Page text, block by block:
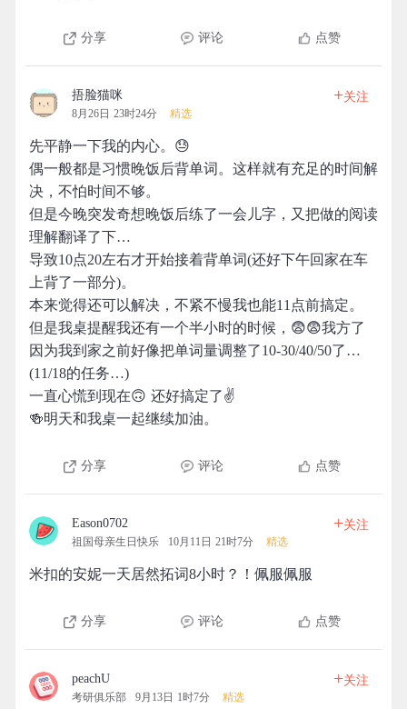
分享 评论 点赞
捂脸猫咪
8月26日 23时24分 精选
+关注
先平静一下我的内心。😓
偶一般都是习惯晚饭后背单词。这样就有充足的时间解
决，不怕时间不够。
但是今晚突发奇想晚饭后练了一会儿字，又把做的阅读
理解翻译了下…
导致10点20左右才开始接着背单词(还好下午回家在车
上背了一部分)。
本来觉得还可以解决，不紧不慢我也能11点前搞定。
但是我桌提醒我还有一个半小时的时候，😨😨我方了
因为我到家之前好像把单词量调整了10-30/40/50了…
(11/18的任务…)
一直心慌到现在🙃 还好搞定了✌️
🍻明天和我桌一起继续加油。
分享 评论 点赞
Eason0702
祖国母亲生日快乐 10月11日 21时7分 精选
+关注
米扣的安妮一天居然拓词8小时？！佩服佩服
分享 评论 点赞
peachU
考研俱乐部 9月13日 1时7分 精选
+关注